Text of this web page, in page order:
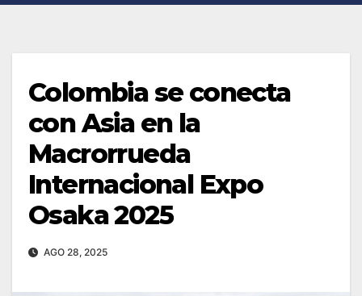
Colombia se conecta
con Asia en la
Macrorrueda
Internacional Expo
Osaka 2025
AGO 28, 2025